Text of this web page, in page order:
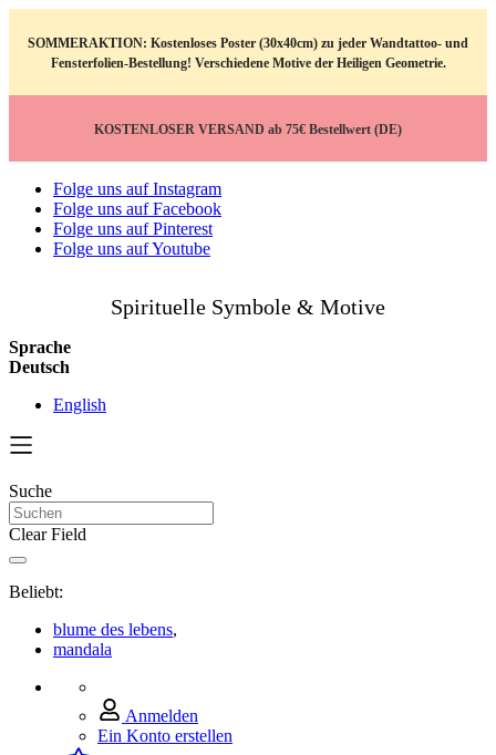
SOMMERAKTION: Kostenloses Poster (30x40cm) zu jeder Wandtattoo- und
Fensterfolien-Bestellung! Verschiedene Motive der Heiligen Geometrie.
KOSTENLOSER VERSAND ab 75€ Bestellwert (DE)
Folge uns auf Instagram
Folge uns auf Facebook
Folge uns auf Pinterest
Folge uns auf Youtube
Spirituelle Symbole & Motive
Sprache
Deutsch
English
Suche
Clear Field
Beliebt:
blume des lebens,
mandala
Anmelden
Ein Konto erstellen